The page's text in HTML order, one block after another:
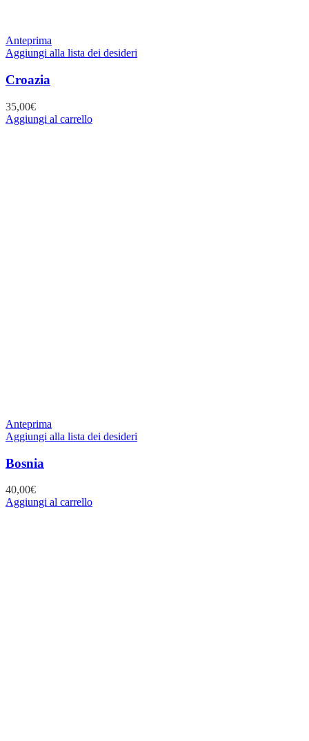
Anteprima
Aggiungi alla lista dei desideri
Croazia
35,00€
Aggiungi al carrello
Anteprima
Aggiungi alla lista dei desideri
Bosnia
40,00€
Aggiungi al carrello